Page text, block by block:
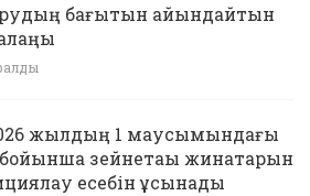
бағытын айқындайтын
жылдың 1 маусымындағы
зейнетақы жинақтарын
есебін ұсынады